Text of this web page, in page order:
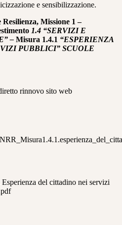
e sensibilizzazione.
Missione 1 –
1.4 “SERVIZI E
– Misura 1.4.1 “ESPERIENZA
PUBBLICI” SCUOLE
rinnovo sito web
del cittadino nei servizi